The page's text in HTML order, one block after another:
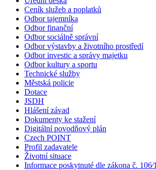
Ceník služeb a poplatků
Odbor tajemníka
Odbor finanční
Odbor sociálně správní
Odbor výstavby a životního prostředí
Odbor investic a správy majetku
Odbor kultury a sportu
Technické služby
Městská policie
Dotace
JSDH
Hlášení závad
Dokumenty ke stažení
Digitální povodňový plán
Czech POINT
Profil zadavatele
Životní situace
Informace poskytnuté dle zákona č.